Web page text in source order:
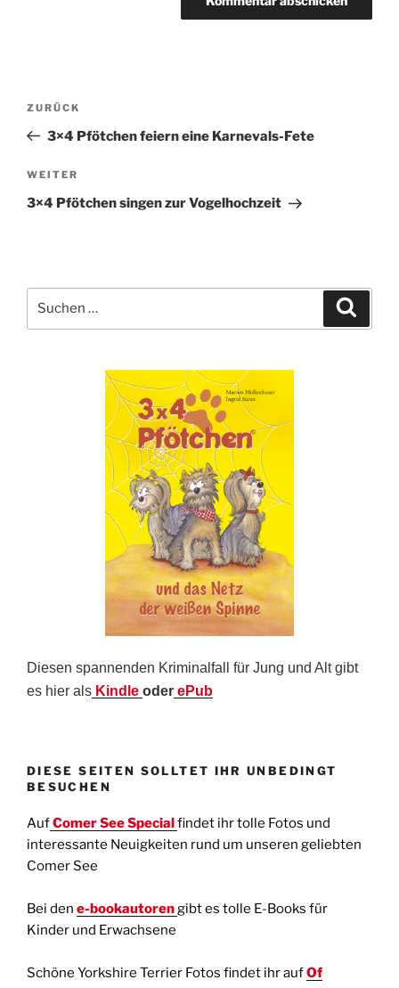
Beitragsnavigation
Vorheriger
Beitrag
ZURÜCK
3×4 Pfötchen feiern eine Karnevals-Fete
Nächster
Beitrag
WEITER
3×4 Pfötchen singen zur Vogelhochzeit
nach:
Diesen spannenden Kriminalfall für Jung und Alt gibt
es hier als Kindle oder ePub
DIESE SEITEN SOLLTET IHR UNBEDINGT
BESUCHEN
AufComer See Specialfindet ihr tolle Fotos und
interessante Neuigkeiten rund um unseren geliebten
Comer See
Bei den e-bookautorengibt es tolle E-Books für
Kinder und Erwachsene
Schöne Yorkshire Terrier Fotos findet ihr aufOf